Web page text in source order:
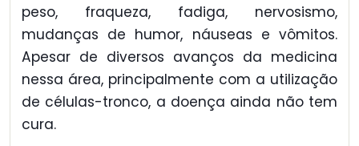
peso, fraqueza, fadiga, nervosismo,
mudanças de humor, náuseas e vômitos.
Apesar de diversos avanços da medicina
nessa área, principalmente com a utilização
de células-tronco, a doença ainda não tem
cura.